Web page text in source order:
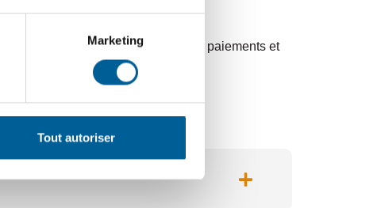
Marketing
Tout autoriser
les modalités d’inscription, les paiements et